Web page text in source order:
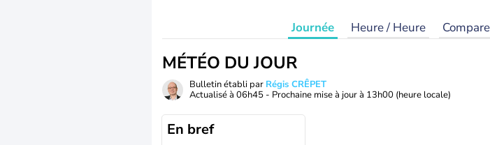
Journée Heure / Heure
MÉTÉO DU JOUR
Bulletin établi par Régis CRÊPET
Actualisé à 06h45 - Prochaine mise à jour à 13h00 (heure locale)
En bref